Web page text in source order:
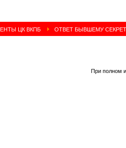
ЦК ВКПБ ОТВЕТ БЫВШЕМУ
При полном